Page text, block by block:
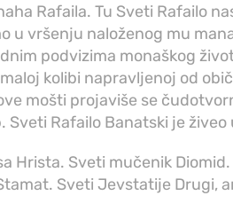
Rafaila. Tu Sveti Rafailo
u vršenju naloženog mu
podvizima monaškog
kolibi napravljenoj od
mošti projaviše se
Rafailo Banatski je živeo
Hrista. Sveti mučenik
Sveti Jevstatije Drugi,